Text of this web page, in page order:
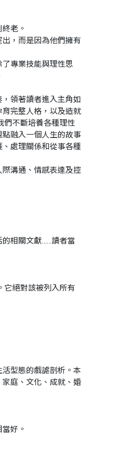
老。
，而是因為他們擁有
專業技能與理性思
領著讀者進入主角如
完整人格，以及造就
們不斷培養各種理性
融入一個人生的故事
處理關係和從事各種
溝通、情感表達及控
相關文獻……讀者當
它絕對該被列入所有
型態的戲謔剖析。本
庭、文化、成就、婚
好。